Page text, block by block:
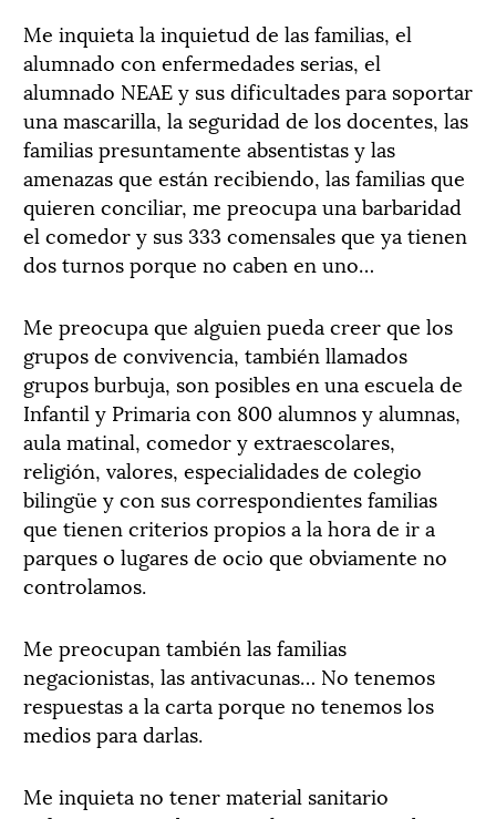
Me inquieta la inquietud de las familias, el
alumnado con enfermedades serias, el
alumnado NEAE y sus dificultades para soportar
una mascarilla, la seguridad de los docentes, las
familias presuntamente absentistas y las
amenazas que están recibiendo, las familias que
quieren conciliar, me preocupa una barbaridad
el comedor y sus 333 comensales que ya tienen
dos turnos porque no caben en uno…
Me preocupa que alguien pueda creer que los
grupos de convivencia, también llamados
grupos burbuja, son posibles en una escuela de
Infantil y Primaria con 800 alumnos y alumnas,
aula matinal, comedor y extraescolares,
religión, valores, especialidades de colegio
bilingüe y con sus correspondientes familias
que tienen criterios propios a la hora de ir a
parques o lugares de ocio que obviamente no
controlamos.
Me preocupan también las familias
negacionistas, las antivacunas… No tenemos
respuestas a la carta porque no tenemos los
medios para darlas.
Me inquieta no tener material sanitario